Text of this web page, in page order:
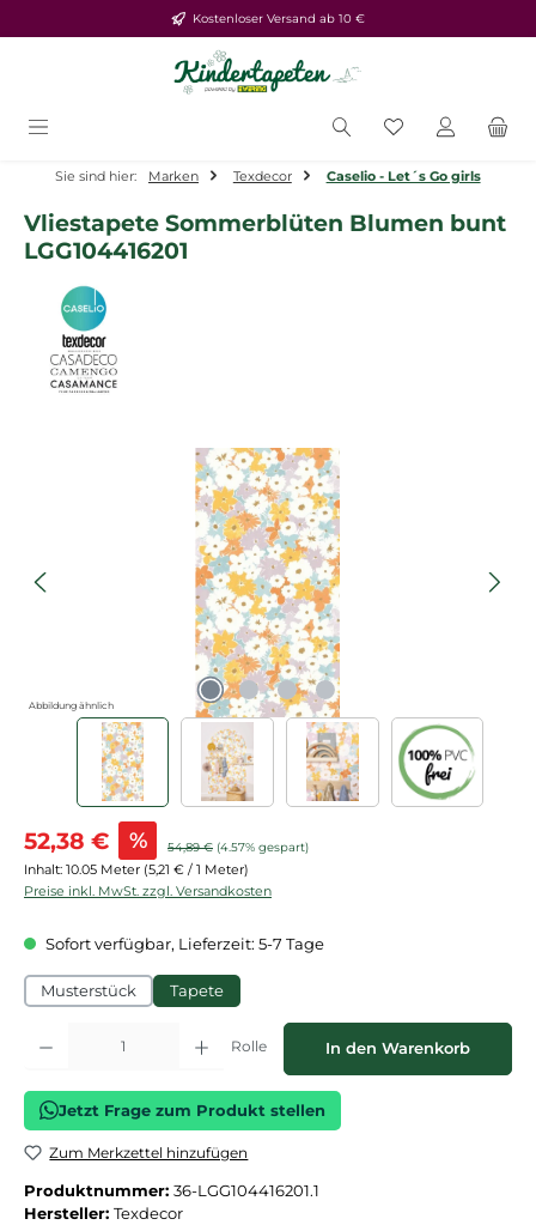
Zum Hauptinhalt springenKostenloser Versand ab 10 €
Du hast 0
Sie sind hier: Marken Texdecor Caselio - Let´s Go girls
Vliestapete Sommerblüten Blumen bunt
LGG104416201
Bildergalerie überspringen
Abbildung ähnlich
Verkaufspreis:
52,38 € % Regulärer Preis:
54,89 € (4.57% gespart)
Inhalt: 10.05 Meter (5,21 € / 1 Meter)
Preise inkl. MwSt. zzgl. Versandkosten
Sofort verfügbar, Lieferzeit: 5-7 Tage
Musterstück Tapete
Produkt Anzahl: Gib den gewünschten Wert ein oder benutze die
Rolle In den Warenkorb
Jetzt Frage zum Produkt stellen
Zum Merkzettel hinzufügen
Produktnummer: 36-LGG104416201.1
Hersteller: Texdecor